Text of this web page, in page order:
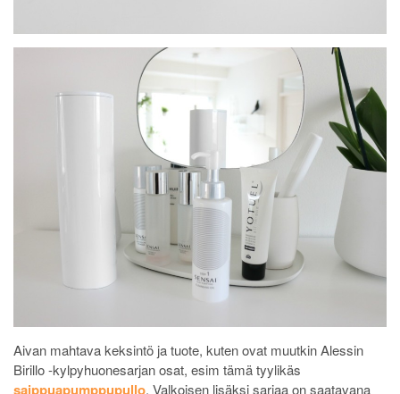
Aivan mahtava keksintö ja tuote, kuten ovat muutkin Alessin
Birillo -kylpyhuonesarjan osat, esim tämä tyylikäs
saippuapumppupullo. Valkoisen lisäksi sarjaa on saatavana